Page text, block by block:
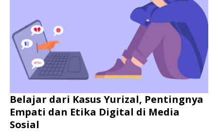
Belajar dari Kasus Yurizal, Pentingnya
Empati dan Etika Digital di Media
Sosial